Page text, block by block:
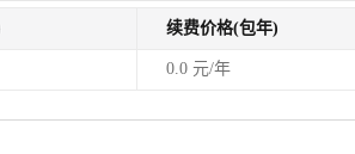
续费价格(包年)
0.0 元/年